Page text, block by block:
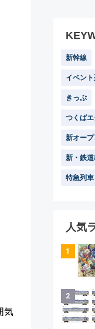
気
新幹線
イベン
きっぷ
つくば
新オー
新・鉄
特急列車
人気